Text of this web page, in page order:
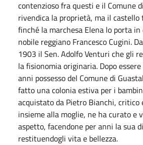
contenzioso fra questi e il Comune
rivendica la proprietà, ma il castello
finché la marchesa Elena lo porta
nobile reggiano Francesco Cugini.
1903 il Sen. Adolfo Venturi che gli
la fisionomia originaria. Dopo
anni possesso del Comune di
fatto una colonia estiva per i
acquistato da Pietro Bianchi, critico
insieme alla moglie, ne ha curato e
aspetto, facendone per anni la sua
restituendogli vita e bellezza.